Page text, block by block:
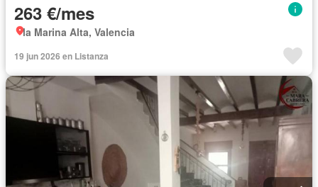
263 €/mes
la Marina Alta, Valencia
19 jun 2026 en Listanza